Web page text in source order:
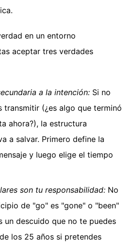
en un entorno
aceptar tres verdades
a la intención: Si no
transmitir (¿es algo que terminó
ahora?), la estructura
a salvar. Primero define la
y luego elige el tiempo
son tu responsabilidad: No
de "go" es "gone" o "been"
un descuido que no te puedes
los 25 años si pretendes